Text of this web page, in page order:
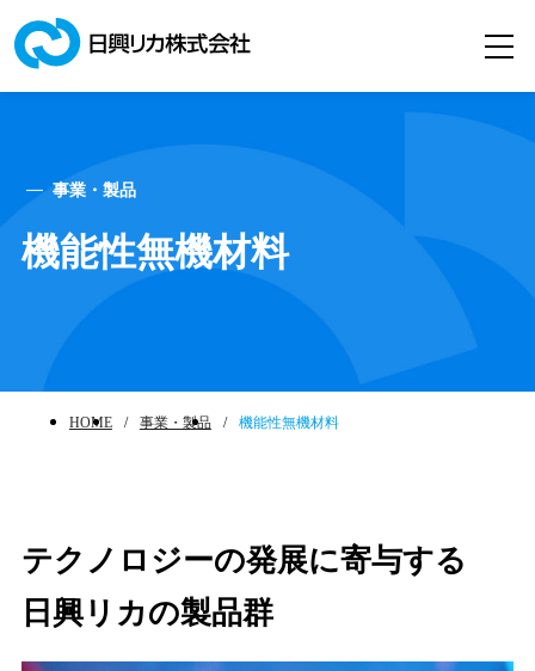
サンホワイト
事業・製品
日興リカの技術
サステナビリティ
企業情報
事業・製品
機能性無機材料
HOME / 事業・製品 / 機能性無機材料
テクノロジーの発展に寄与する
日興リカの製品群